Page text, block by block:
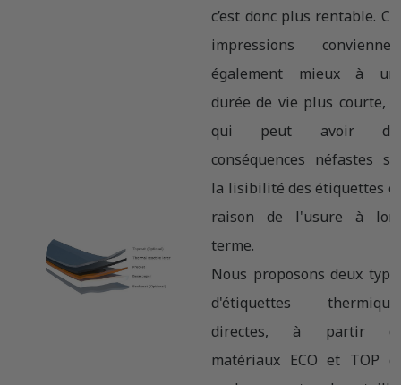
c’est donc plus rentable.
impressions
également mieux à
durée de vie plus courte,
qui peut avoir
conséquences néfastes
la lisibilité des étiquettes
raison de l'usure à
terme.
Nous proposons deux
d'étiquettes
directes, à partir
matériaux ECO et TOP